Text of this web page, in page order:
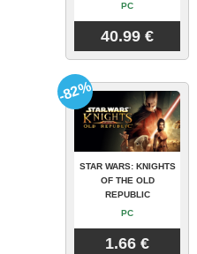
PC
40.99 €
STAR WARS: KNIGHTS
OF THE OLD
REPUBLIC
PC
1.66 €
-82%